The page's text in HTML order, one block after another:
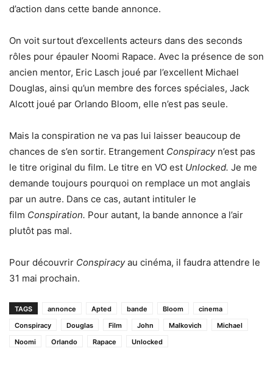
d’action dans cette bande annonce.
On voit surtout d’excellents acteurs dans des seconds
rôles pour épauler Noomi Rapace. Avec la présence de son
ancien mentor, Eric Lasch joué par l’excellent Michael
Douglas, ainsi qu’un membre des forces spéciales, Jack
Alcott joué par Orlando Bloom, elle n’est pas seule.
Mais la conspiration ne va pas lui laisser beaucoup de
chances de s’en sortir. Etrangement Conspiracy n’est pas
le titre original du film. Le titre en VO est Unlocked. Je me
demande toujours pourquoi on remplace un mot anglais
par un autre. Dans ce cas, autant intituler le
film Conspiration. Pour autant, la bande annonce a l’air
plutôt pas mal.
Pour découvrir Conspiracyau cinéma, il faudra attendre le
31 mai prochain.
TAGS annonce Apted bande Bloom
cinema
Conspiracy
Douglas Film John Malkovich
Michael
Noomi
Orlando Rapace Unlocked